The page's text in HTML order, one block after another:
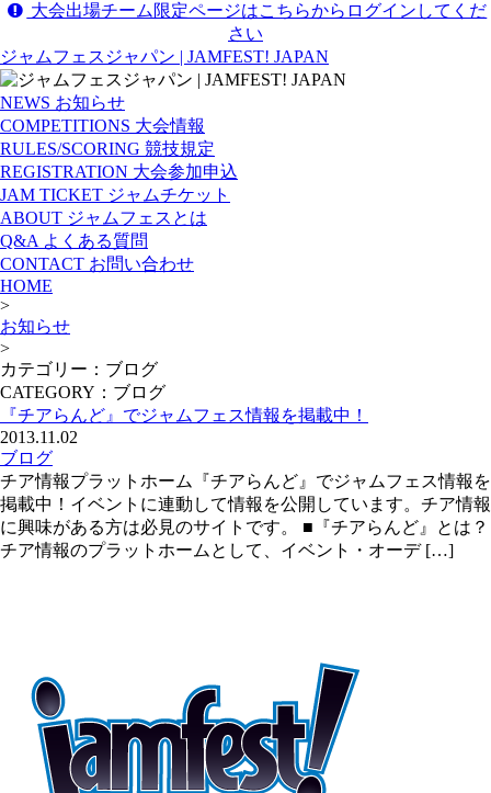
大会出場チーム限定ページはこちらからログインしてくだ
さい
ジャムフェスジャパン | JAMFEST! JAPAN
NEWS お知らせ
COMPETITIONS 大会情報
RULES/SCORING 競技規定
REGISTRATION 大会参加申込
JAM TICKET ジャムチケット
ABOUT ジャムフェスとは
Q&A よくある質問
CONTACT お問い合わせ
HOME
>
お知らせ
>
カテゴリー：ブログ
CATEGORY：ブログ
『チアらんど』でジャムフェス情報を掲載中！
2013.11.02
ブログ
チア情報プラットホーム『チアらんど』でジャムフェス情報を
掲載中！イベントに連動して情報を公開しています。チア情報
に興味がある方は必見のサイトです。 ■『チアらんど』とは？
チア情報のプラットホームとして、イベント・オーデ […]